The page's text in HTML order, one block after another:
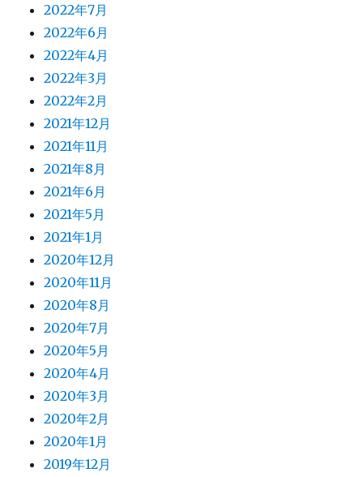
2022年7月
2022年6月
2022年4月
2022年3月
2022年2月
2021年12月
2021年11月
2021年8月
2021年6月
2021年5月
2021年1月
2020年12月
2020年11月
2020年8月
2020年7月
2020年5月
2020年4月
2020年3月
2020年2月
2020年1月
2019年12月